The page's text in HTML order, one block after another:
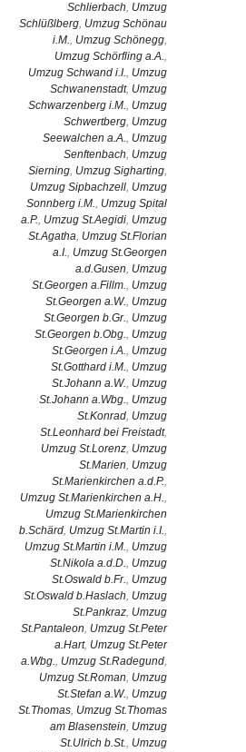
Schlierbach, Umzug
Schlüßlberg, Umzug Schönau
i.M., Umzug Schönegg,
Umzug Schörfling a.A.,
Umzug Schwand i.I., Umzug
Schwanenstadt, Umzug
Schwarzenberg i.M., Umzug
Schwertberg, Umzug
Seewalchen a.A., Umzug
Senftenbach, Umzug
Sierning, Umzug Sigharting,
Umzug Sipbachzell, Umzug
Sonnberg i.M., Umzug Spital
a.P., Umzug St.Aegidi, Umzug
St.Agatha, Umzug St.Florian
a.I., Umzug St.Georgen
a.d.Gusen, Umzug
St.Georgen a.Fillm., Umzug
St.Georgen a.W., Umzug
St.Georgen b.Gr., Umzug
St.Georgen b.Obg., Umzug
St.Georgen i.A., Umzug
St.Gotthard i.M., Umzug
St.Johann a.W., Umzug
St.Johann a.Wbg., Umzug
St.Konrad, Umzug
St.Leonhard bei Freistadt,
Umzug St.Lorenz, Umzug
St.Marien, Umzug
St.Marienkirchen a.d.P.,
Umzug St.Marienkirchen a.H.,
Umzug St.Marienkirchen
b.Schärd, Umzug St.Martin i.I.,
Umzug St.Martin i.M., Umzug
St.Nikola a.d.D., Umzug
St.Oswald b.Fr., Umzug
St.Oswald b.Haslach, Umzug
St.Pankraz, Umzug
St.Pantaleon, Umzug St.Peter
a.Hart, Umzug St.Peter
a.Wbg., Umzug St.Radegund,
Umzug St.Roman, Umzug
St.Stefan a.W., Umzug
St.Thomas, Umzug St.Thomas
am Blasenstein, Umzug
St.Ulrich b.St., Umzug